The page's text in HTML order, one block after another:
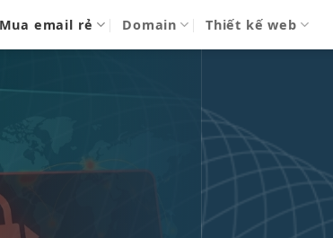
email rẻ Domain Thiết kế web